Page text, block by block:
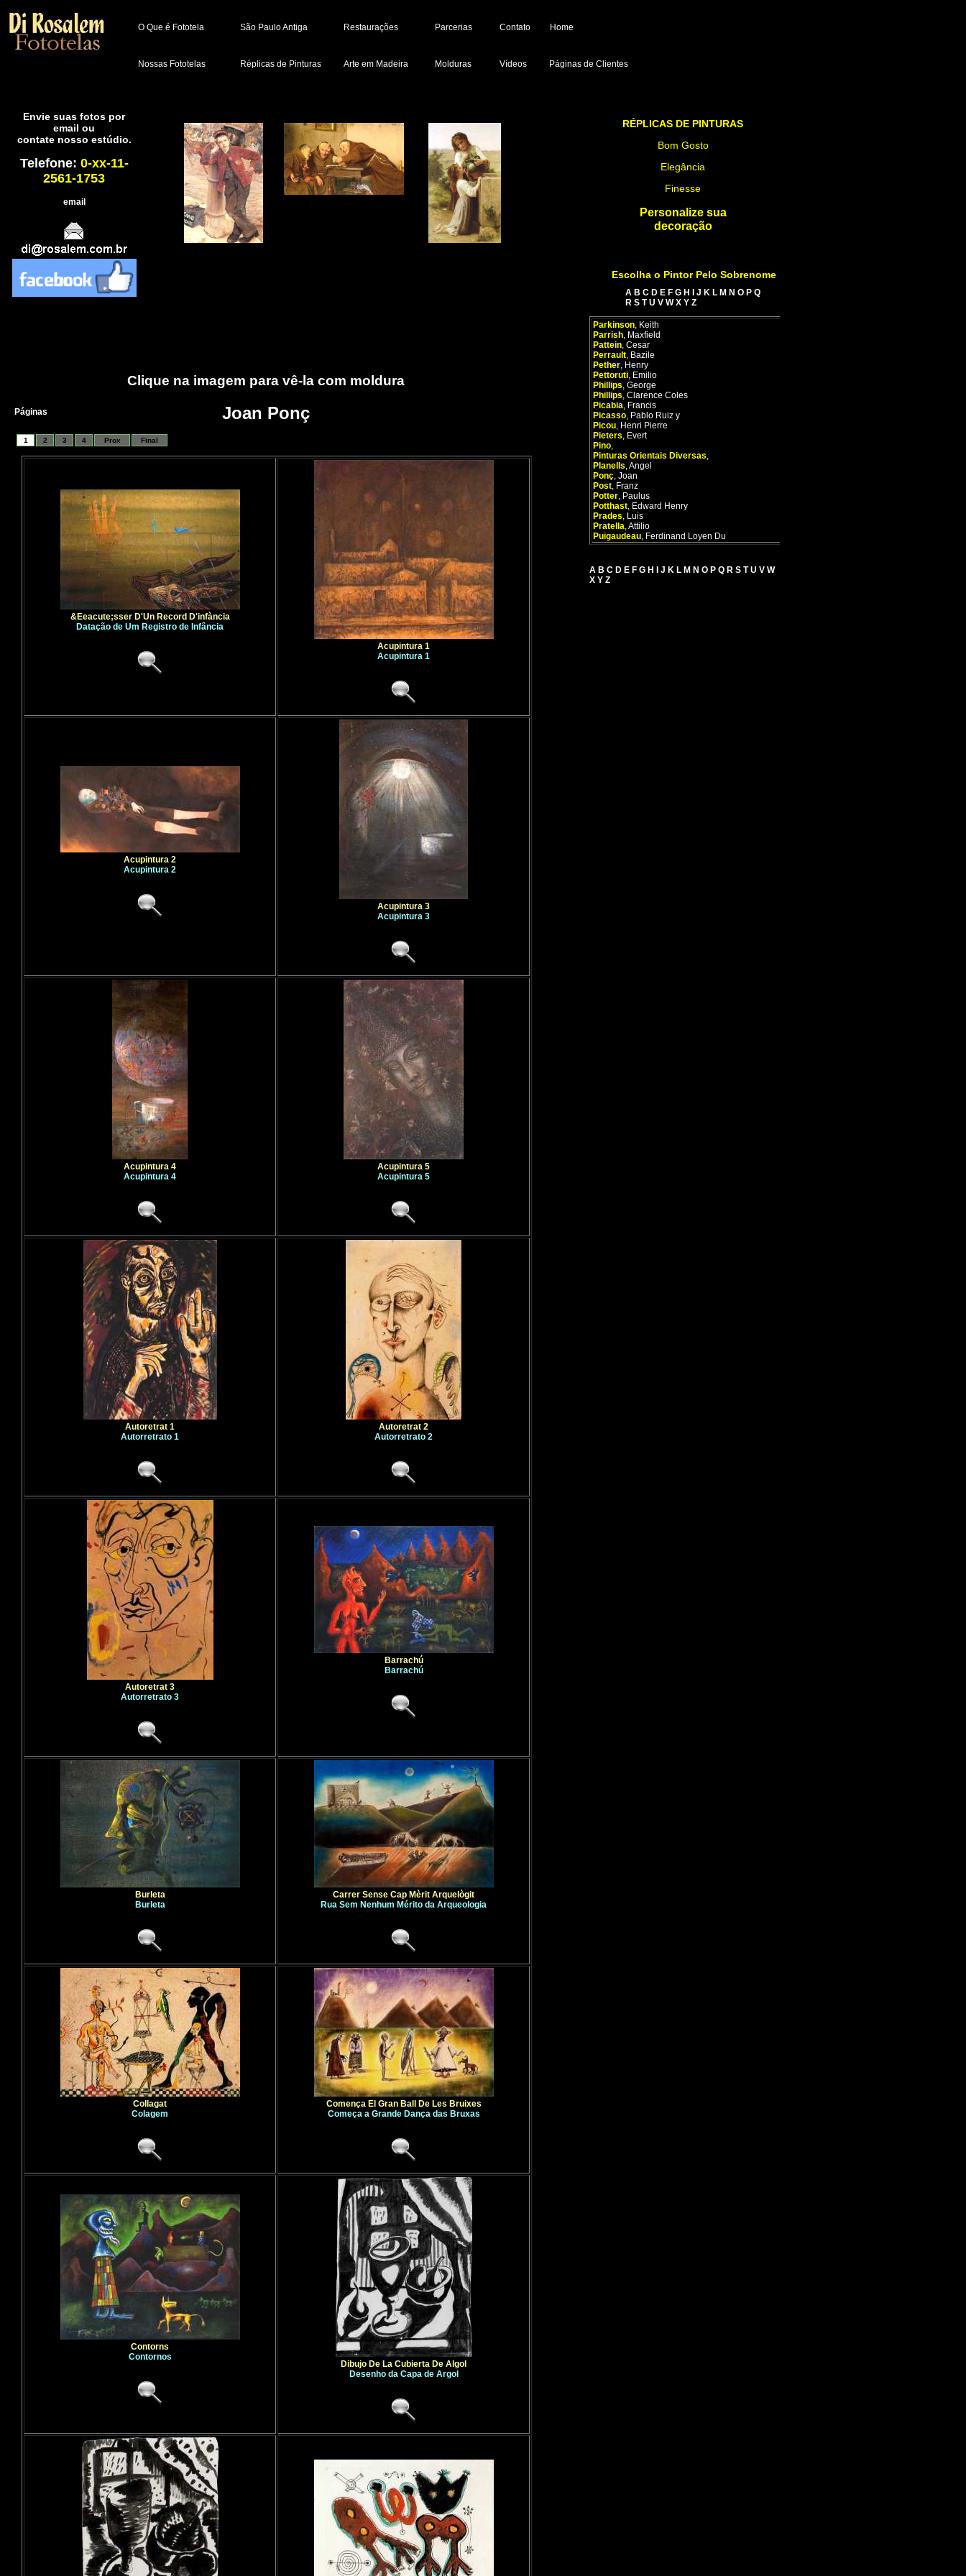
O Que é Fototela
Nossas Fototelas
São Paulo Antiga
Réplicas de Pinturas
Restaurações
Arte em Madeira
Parcerias
Molduras
Contato
Páginas de Clientes
Home
Vídeos
RÉPLICAS DE PINTURAS
Bom Gosto
Elegância
Finesse
Personalize sua
decoração
Envie suas fotos por
email ou
contate nosso estúdio.
Telefone: 0-xx-11-
2561-1753
email
Páginas
1 2 3 4 Prox Final
&Eeacute;sser D'Un Record D'infància
Datação de Um Registro de Infância
Acupintura 1
Acupintura 1
Acupintura 2
Acupintura 2
Acupintura 3
Acupintura 3
Acupintura 4
Acupintura 4
Acupintura 5
Acupintura 5
Autoretrat 1
Autorretrato 1
Autoretrat 2
Autorretrato 2
Autoretrat 3
Autorretrato 3
Barrachú
Barrachú
Burleta
Burleta
Carrer Sense Cap Mèrit Arquelògit
Rua Sem Nenhum Mérito da Arqueologia
Collagat
Colagem
Comença El Gran Ball De Les Bruixes
Começa a Grande Dança das Bruxas
Contorns
Contornos
Dibujo De La Cubierta De Algol
Desenho da Capa de Argol
Escolha o Pintor Pelo Sobrenome
A B C D E F G H J K L M N O P Q
R S T U V W X Y Z
Parkinson, Keith
Parrish, Maxfield
Pattein, Cesar
Perrault, Bazile
Pether, Henry
Pettoruti, Emilio
Phillips, George
Phillips, Clarence Coles
Picabia, Francis
Picasso, Pablo Ruiz y
Picou, Henri Pierre
Pieters, Evert
Pino,
Pinturas Orientais Diversas,
Planells,Angel
Ponç, Joan
Post, Franz
Potter, Paulus
Potthast, Edward Henry
Prades, Luis
Pratella,Attilio
Puigaudeau, Ferdinand Loyen Du
A B C D E F G H J K L M N O P Q R S T U V W
X Y Z
Clique na imagem para vê-la com moldura
Joan Ponç